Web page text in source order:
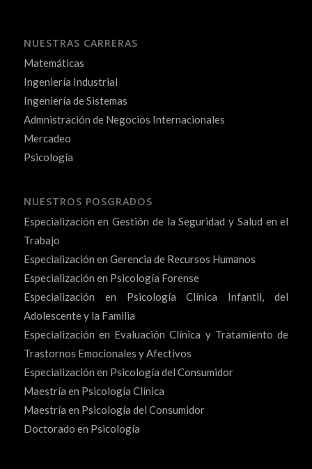
NUESTRAS CARRERAS
Matemáticas
Ingeniería Industrial
Ingeniería de Sistemas
Admnistración de Negocios Internacionales
Mercadeo
Psicología
NUESTROS POSGRADOS
Especialización en Gestión de la Seguridad y Salud en el
Trabajo
Especialización en Gerencia de Recursos Humanos
Especialización en Psicología Forense
Especialización en Psicología Clínica Infantil, del
Adolescente y la Familia
Especialización en Evaluación Clínica y Tratamiento de
Trastornos Emocionales y Afectivos
Especialización en Psicología del Consumidor
Maestría en Psicología Clínica
Maestría en Psicología del Consumidor
Doctorado en Psicología